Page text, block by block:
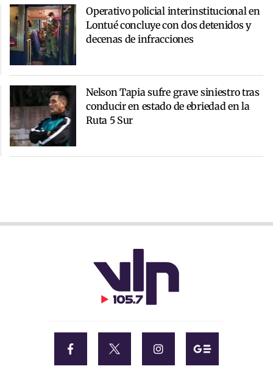
Operativo policial interinstitucional en
Lontué concluye con dos detenidos y
decenas de infracciones
Nelson Tapia sufre grave siniestro tras
conducir en estado de ebriedad en la
Ruta 5 Sur